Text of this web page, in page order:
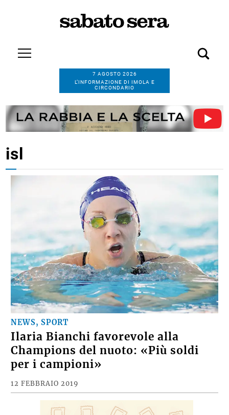
7 AGOSTO 2026
L’INFORMAZIONE DI IMOLA E
CIRCONDARIO
isl
NEWS, SPORT
Ilaria Bianchi favorevole alla
Champions del nuoto: «Più soldi
per i campioni»
12 FEBBRAIO 2019